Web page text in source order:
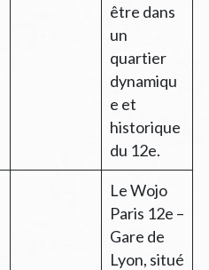
être dans
un
quartier
dynamiqu
e et
historique
du 12e.
Le Wojo
Paris 12e –
Gare de
Lyon, situé